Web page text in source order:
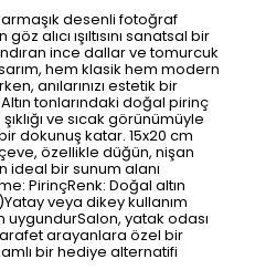
desenli fotoğraf
alıcı ışıltısını sanatsal bir
ince dallar ve tomurcuk
hem klasik hem modern
anılarınızı estetik bir
tonlarındaki doğal pirinç
ve sıcak görünümüyle
dokunuş katar. 15x20 cm
özellikle düğün, nişan
ideal bir sunum alanı
PirinçRenk: Doğal altın
veya dikey kullanım
uygundurSalon, yatak odası
arayanlara özel bir
bir hediye alternatifi